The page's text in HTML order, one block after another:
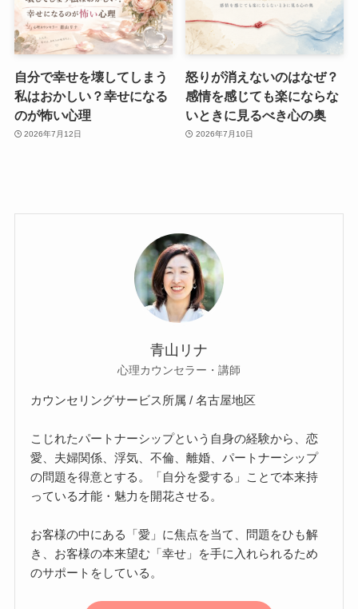
自分で幸せを壊してしまう
私はおかしい？幸せになる
のが怖い心理
2026年7月12日
怒りが消えないのはなぜ？
感情を感じても楽にならな
いときに見るべき心の奥
2026年7月10日
青山リナ
心理カウンセラー・講師
カウンセリングサービス所属 / 名古屋地区
こじれたパートナーシップという自身の経験から、恋
愛、夫婦関係、浮気、不倫、離婚、パートナーシップ
の問題を得意とする。「自分を愛する」ことで本来持
っている才能・魅力を開花させる。
お客様の中にある「愛」に焦点を当て、問題をひも解
き、お客様の本来望む「幸せ」を手に入れられるため
のサポートをしている。